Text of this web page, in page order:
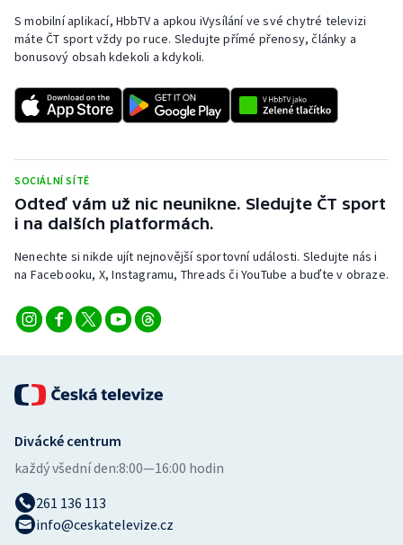
Rychlostní kanoistika
Sportovní střelba
Stolní tenis
Triatlon
Veslování
Volejbal
S mobilní aplikací, HbbTV a apkou iVysílání ve své chytré televizi
máte ČT sport vždy po ruce. Sledujte přímé přenosy, články a
bonusový obsah kdekoli a kdykoli.
SOCIÁLNÍ SÍTĚ
Odteď vám už nic neunikne. Sledujte ČT sport
i na dalších platformách.
Nenechte si nikde ujít nejnovější sportovní události. Sledujte nás i
na Facebooku, X, Instagramu, Threads či YouTube a buďte v obraze.
Divácké centrum
každý všední den:8:00—16:00 hodin
261 136 113
info@ceskatelevize.cz